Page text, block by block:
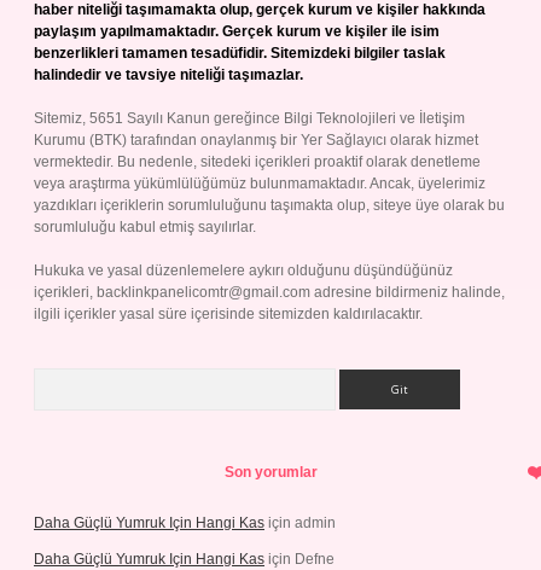
haber niteliği taşımamakta olup, gerçek kurum ve kişiler hakkında
paylaşım yapılmamaktadır. Gerçek kurum ve kişiler ile isim
benzerlikleri tamamen tesadüfidir. Sitemizdeki bilgiler taslak
halindedir ve tavsiye niteliği taşımazlar.
Sitemiz, 5651 Sayılı Kanun gereğince Bilgi Teknolojileri ve İletişim
Kurumu (BTK) tarafından onaylanmış bir Yer Sağlayıcı olarak hizmet
vermektedir. Bu nedenle, sitedeki içerikleri proaktif olarak denetleme
veya araştırma yükümlülüğümüz bulunmamaktadır. Ancak, üyelerimiz
yazdıkları içeriklerin sorumluluğunu taşımakta olup, siteye üye olarak bu
sorumluluğu kabul etmiş sayılırlar.
Hukuka ve yasal düzenlemelere aykırı olduğunu düşündüğünüz
içerikleri, backlinkpanelicomtr@gmail.com adresine bildirmeniz halinde,
ilgili içerikler yasal süre içerisinde sitemizden kaldırılacaktır.
Son yorumlar
Daha Güçlü Yumruk Için Hangi Kas için admin
Daha Güçlü Yumruk Için Hangi Kas için Defne